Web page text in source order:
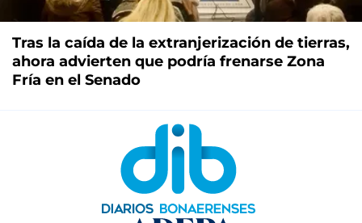
Tras la caída de la extranjerización de tierras,
ahora advierten que podría frenarse Zona
Fría en el Senado